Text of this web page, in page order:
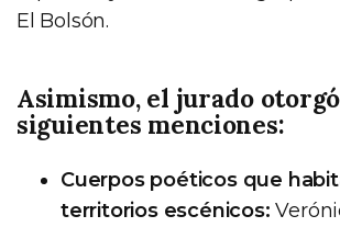
El Bolsón.
Asimismo, el jurado
siguientes menciones:
Cuerpos poéticos que
territorios escénicos: